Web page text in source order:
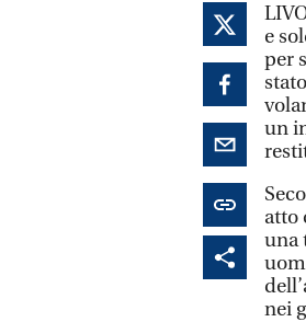
e
per
un
atto
una
nei